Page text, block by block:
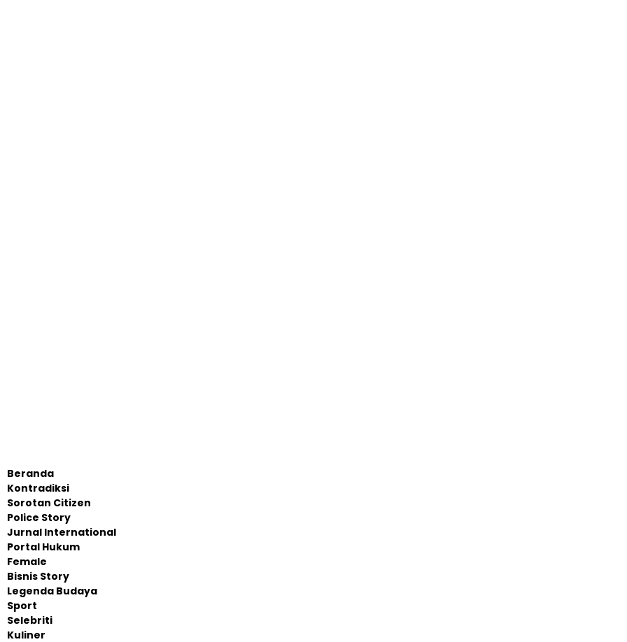
Beranda
Kontradiksi
Sorotan Citizen
Police Story
Jurnal International
Portal Hukum
Female
Bisnis Story
Legenda Budaya
Sport
Selebriti
Kuliner